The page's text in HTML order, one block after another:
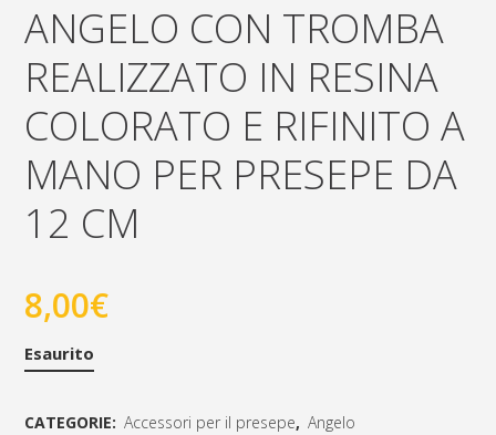
ANGELO CON TROMBA
REALIZZATO IN RESINA
COLORATO E RIFINITO A
MANO PER PRESEPE DA
12 CM
8,00€
Esaurito
CATEGORIE: Accessori per il presepe, Angelo